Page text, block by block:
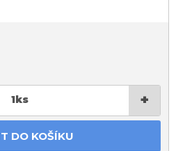
1ks +
DO KOŠÍKU